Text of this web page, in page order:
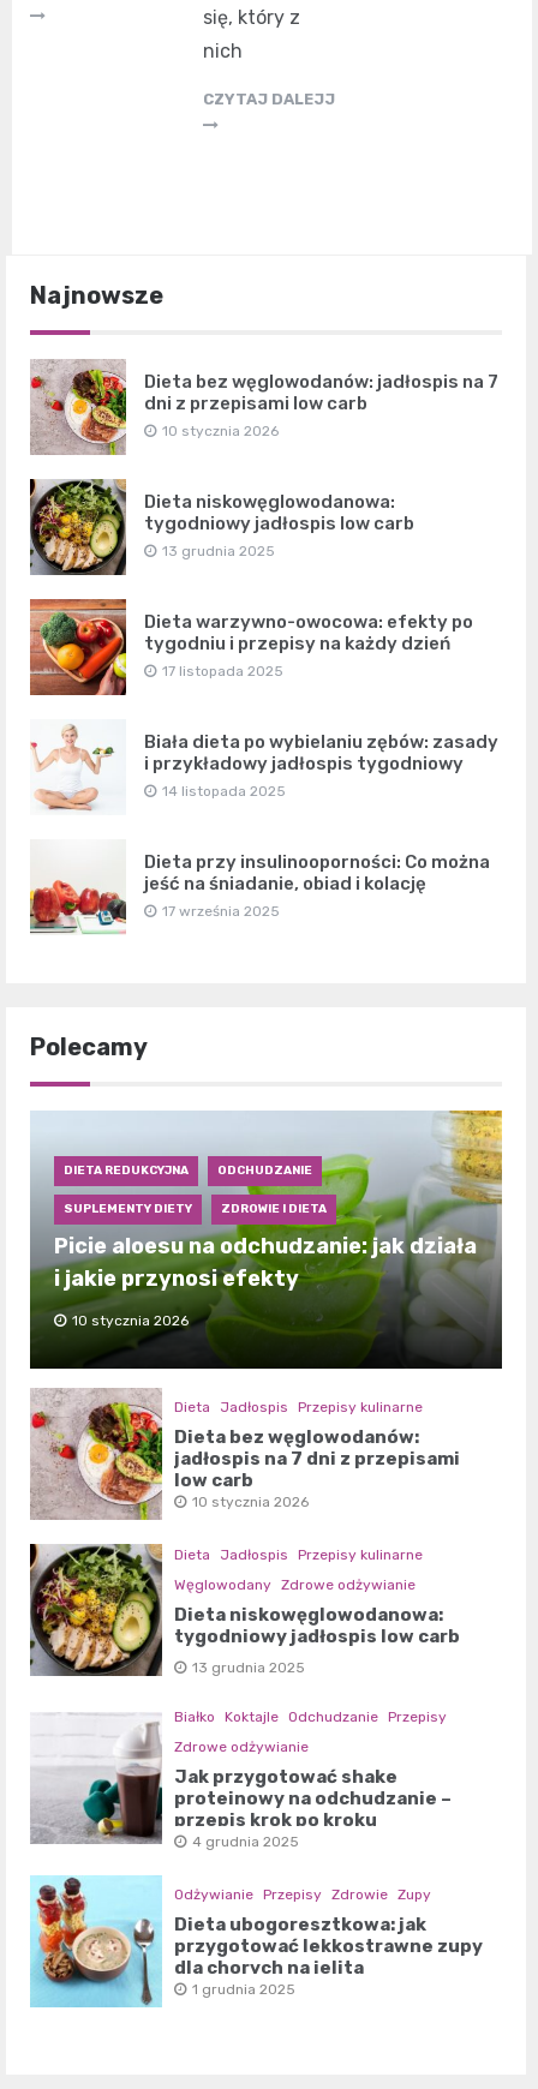
się, który z
nich
CZYTAJ DALEJJ
Najnowsze
Dieta bez węglowodanów: jadłospis na 7
dni z przepisami low carb
10 stycznia 2026
Dieta niskowęglowodanowa:
tygodniowy jadłospis low carb
13 grudnia 2025
Dieta warzywno-owocowa: efekty po
tygodniu i przepisy na każdy dzień
17 listopada 2025
Biała dieta po wybielaniu zębów: zasady
i przykładowy jadłospis tygodniowy
14 listopada 2025
Dieta przy insulinooporności: Co można
jeść na śniadanie, obiad i kolację
17 września 2025
Polecamy
DIETA REDUKCYJNA ODCHUDZANIE
SUPLEMENTY DIETY ZDROWIE I DIETA
Picie aloesu na odchudzanie: jak działa
i jakie przynosi efekty
10 stycznia 2026
Dieta Jadłospis Przepisy kulinarne
Dieta bez węglowodanów:
jadłospis na 7 dni z przepisami
low carb
10 stycznia 2026
Dieta Jadłospis
Przepisy kulinarne
Węglowodany Zdrowe odżywianie
Dieta niskowęglowodanowa:
tygodniowy jadłospis low carb
13 grudnia 2025
Białko Koktajle Odchudzanie Przepisy
Zdrowe odżywianie
Jak przygotować shake
proteinowy na odchudzanie –
przepis krok po kroku
4 grudnia 2025
Odżywianie Przepisy Zdrowie Zupy
Dieta ubogoresztkowa: jak
przygotować lekkostrawne zupy
dla chorych na jelita
1 grudnia 2025